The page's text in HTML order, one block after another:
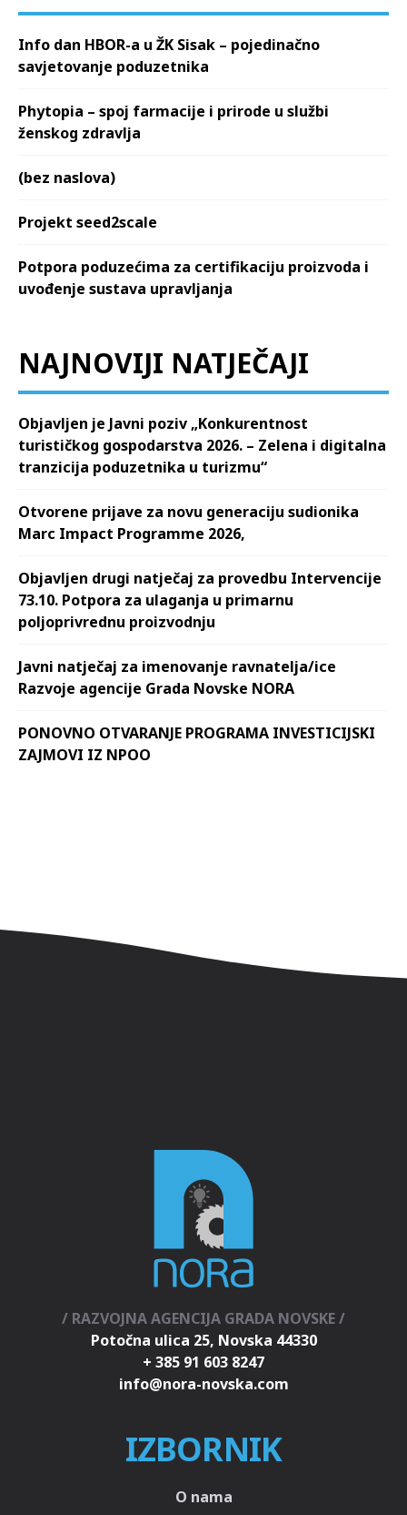
Info dan HBOR-a u ŽK Sisak – pojedinačno
savjetovanje poduzetnika
Phytopia – spoj farmacije i prirode u službi
ženskog zdravlja
(bez naslova)
Projekt seed2scale
Potpora poduzećima za certifikaciju proizvoda i
uvođenje sustava upravljanja
NAJNOVIJI NATJEČAJI
Objavljen je Javni poziv „Konkurentnost
turističkog gospodarstva 2026. – Zelena i digitalna
tranzicija poduzetnika u turizmu“
Otvorene prijave za novu generaciju sudionika
Marc Impact Programme 2026,
Objavljen drugi natječaj za provedbu Intervencije
73.10. Potpora za ulaganja u primarnu
poljoprivrednu proizvodnju
Javni natječaj za imenovanje ravnatelja/ice
Razvoje agencije Grada Novske NORA
PONOVNO OTVARANJE PROGRAMA INVESTICIJSKI
ZAJMOVI IZ NPOO
/ RAZVOJNA AGENCIJA GRADA NOVSKE /
Potočna ulica 25, Novska 44330
+ 385 91 603 8247
IZBORNIK
O nama